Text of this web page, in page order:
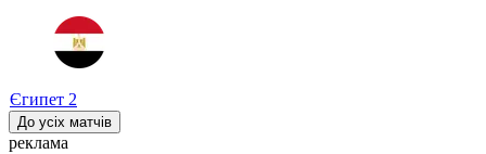
Єгипет 2
До усіх матчів
реклама